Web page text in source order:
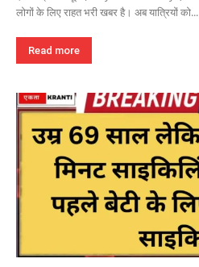
लोगों के लिए राहत भरी खबर है। अब यात्रियों को...
Read more